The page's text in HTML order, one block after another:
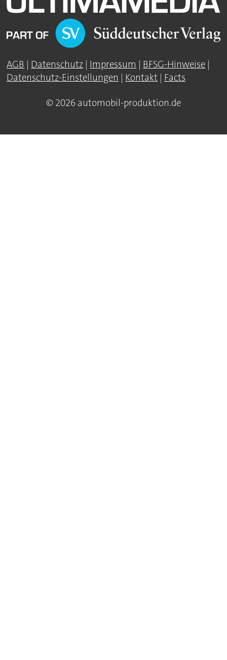
AGB | Datenschutz | Impressum | BFSG-Hinweise |
Datenschutz-Einstellungen | Kontakt | Facts
© 2026 automobil-produktion.de